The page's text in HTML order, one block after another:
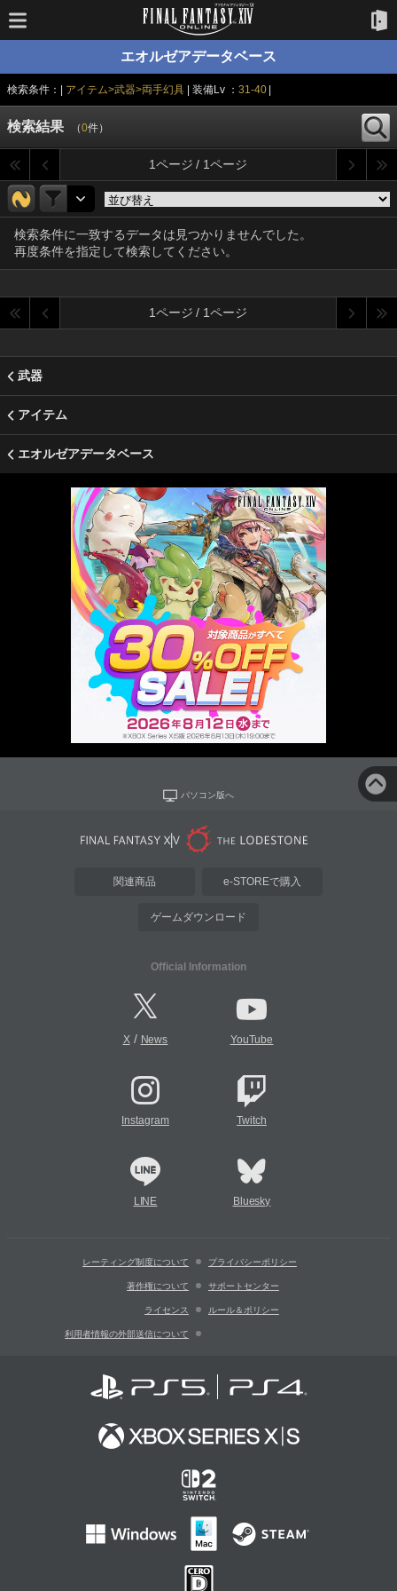
エオルゼアデータベース
検索条件：| アイテム>武器>両手幻具 | 装備Lv ： 31-40|
検索結果 （0件）
1ページ / 1ページ
検索条件に一致するデータは見つかりませんでした。
再度条件を指定して検索してください。
1ページ / 1ページ
武器
アイテム
エオルゼアデータベース
パソコン版へ
関連商品 e-STOREで購入
ゲームダウンロード
Official Information
X/ News YouTube
Instagram Twitch
LINE Bluesky
レーティング制度について プライバシーポリシー
著作権について サポートセンター
ライセンス ルール＆ポリシー
利用者情報の外部送信について